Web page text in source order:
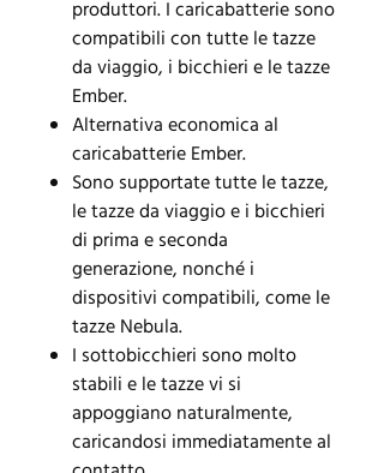
produttori. I caricabatterie sono
compatibili con tutte le tazze
da viaggio, i bicchieri e le tazze
Ember.
Alternativa economica al
caricabatterie Ember.
Sono supportate tutte le tazze,
le tazze da viaggio e i bicchieri
di prima e seconda
generazione, nonché i
dispositivi compatibili, come le
tazze Nebula.
I sottobicchieri sono molto
stabili e le tazze vi si
appoggiano naturalmente,
caricandosi immediatamente al